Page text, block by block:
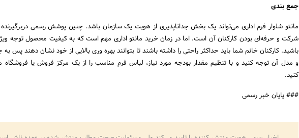
جمع بندی
مانتو شلوار فرم اداری می‌تواند یک بخش جداناپذیری از هویت یک سازمان باشد. چنین پوشش رسمی
شرکت و حرفه‌ای بودن کارکنان آن است. اما در زمان خرید مانتو اداری مهم است که به کیفیت محصول توجه
باشید. کارکنان خانم شما باید حداکثر راحتی را داشته باشند تا بتوانند بهره وری بالایی از خود نشان دهند پس
و مدل آن توجه کنید و با تنظیم مقدار بودجه مورد نیاز، لباس فرم مناسب را از یک مرکز فروش یا فروشگاه
کنید.
### پایان خبر رسمی